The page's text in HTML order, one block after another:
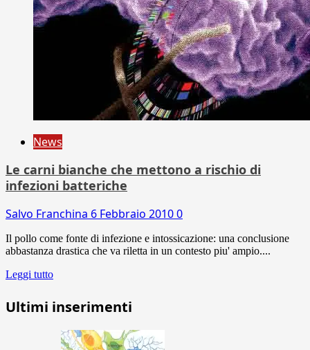
News
Le carni bianche che mettono a rischio di
infezioni batteriche
Salvo Franchina 6 Febbraio 20100
Il pollo come fonte di infezione e intossicazione: una conclusione
abbastanza drastica che va riletta in un contesto piu' ampio....
Leggi tutto
Ultimi inserimenti